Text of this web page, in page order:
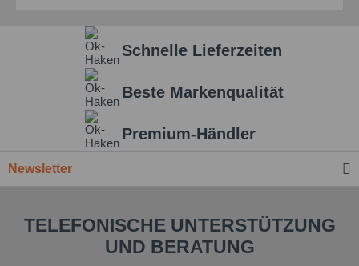
Schnelle Lieferzeiten
Beste Markenqualität
Premium-Händler
Newsletter
TELEFONISCHE UNTERSTÜTZUNG
UND BERATUNG